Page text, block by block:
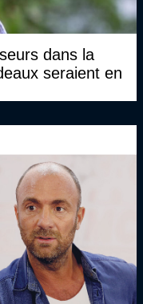
dans la
seraient en